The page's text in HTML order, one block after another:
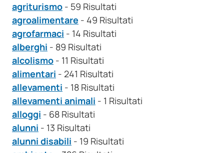
agriturismo - 59 Risultati
agroalimentare - 49 Risultati
agrofarmaci - 14 Risultati
alberghi - 89 Risultati
alcolismo - 11 Risultati
alimentari - 241 Risultati
allevamenti - 18 Risultati
allevamenti animali - 1 Risultati
alloggi - 68 Risultati
alunni - 13 Risultati
alunni disabili - 19 Risultati